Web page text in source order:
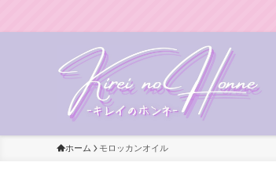
ホーム モロッカンオイル